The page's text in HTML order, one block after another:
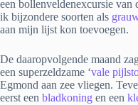
een bollenveldenexcursie
ik bijzondere soorten als
aan mijn lijst kon toevoegen.
De daaropvolgende maand
een superzeldzame ‘vale
Egmond aan zee vliegen.
eerst een bladkoning en een